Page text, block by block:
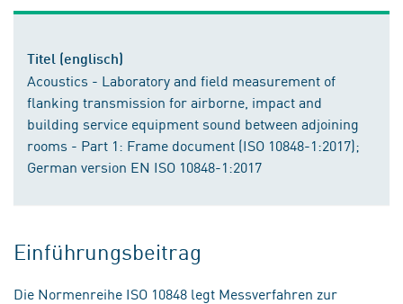
Titel (englisch)
Acoustics - Laboratory and field measurement of
flanking transmission for airborne, impact and
building service equipment sound between adjoining
rooms - Part 1: Frame document (ISO 10848-1:2017);
German version EN ISO 10848-1:2017
Einführungsbeitrag
Die Normenreihe ISO 10848 legt Messverfahren zur